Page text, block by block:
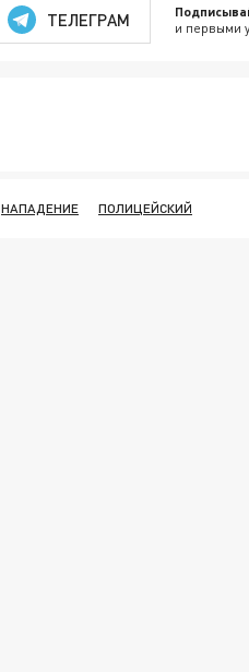
ТЕЛЕГРАМ и первыми
НАПАДЕНИЕ ПОЛИЦЕЙСКИЙ